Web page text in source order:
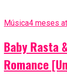
Música4 meses
Baby Rasta
Romance